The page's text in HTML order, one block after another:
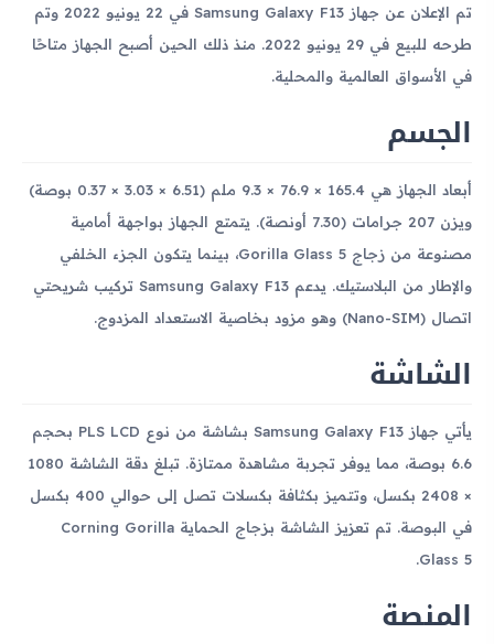
تم الإعلان عن جهاز Samsung Galaxy F13 في 22 يونيو 2022 وتم
طرحه للبيع في 29 يونيو 2022. منذ ذلك الحين أصبح الجهاز متاحًا
في الأسواق العالمية والمحلية.
الجسم
أبعاد الجهاز هي 165.4 × 76.9 × 9.3 ملم (6.51 × 3.03 × 0.37 بوصة)
ويزن 207 جرامات (7.30 أونصة). يتمتع الجهاز بواجهة أمامية
مصنوعة من زجاج Gorilla Glass 5، بينما يتكون الجزء الخلفي
والإطار من البلاستيك. يدعم Samsung Galaxy F13 تركيب شريحتي
اتصال (Nano-SIM) وهو مزود بخاصية الاستعداد المزدوج.
الشاشة
يأتي جهاز Samsung Galaxy F13 بشاشة من نوع PLS LCD بحجم
6.6 بوصة، مما يوفر تجربة مشاهدة ممتازة. تبلغ دقة الشاشة 1080
× 2408 بكسل، وتتميز بكثافة بكسلات تصل إلى حوالي 400 بكسل
في البوصة. تم تعزيز الشاشة بزجاج الحماية Corning Gorilla
Glass 5.
المنصة